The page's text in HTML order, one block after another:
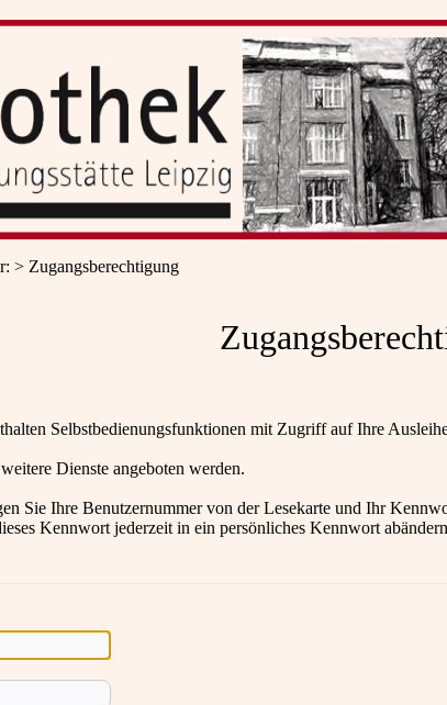
: Zugangsberechtigung
Selbstbedienungsfunktionen mit Zugriff auf Ihre
Dienste angeboten werden.
Sie Ihre Benutzernummer von der Lesekarte und Ihr
Kennwort jederzeit in ein persönliches Kennwort